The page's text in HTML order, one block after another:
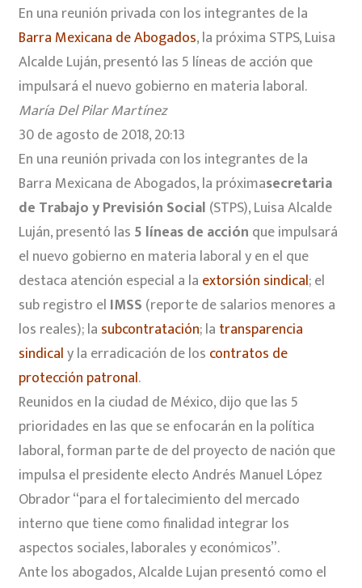
En una reunión privada con los integrantes de la
Barra Mexicana de Abogados, la próxima STPS, Luisa
Alcalde Luján, presentó las 5 líneas de acción que
impulsará el nuevo gobierno en materia laboral.
María Del Pilar Martínez
30 de agosto de 2018, 20:13
En una reunión privada con los integrantes de la
Barra Mexicana de Abogados, la próximasecretaria
de Trabajo y Previsión Social (STPS), Luisa Alcalde
Luján, presentó las 5 líneas de acción que impulsará
el nuevo gobierno en materia laboral y en el que
destaca atención especial a la extorsión sindical; el
sub registro el IMSS (reporte de salarios menores a
los reales); la subcontratación; la transparencia
sindicaly la erradicación de los contratos de
protección patronal.
‪Reunidos en la ciudad de México, dijo que las 5
prioridades en las que se enfocarán en la política
laboral, forman parte de del proyecto de nación que
impulsa el presidente electo Andrés Manuel López
Obrador “para el fortalecimiento del mercado
interno que tiene como finalidad integrar los
aspectos sociales, laborales y económicos”.
Ante los abogados, Alcalde Lujan presentó como el